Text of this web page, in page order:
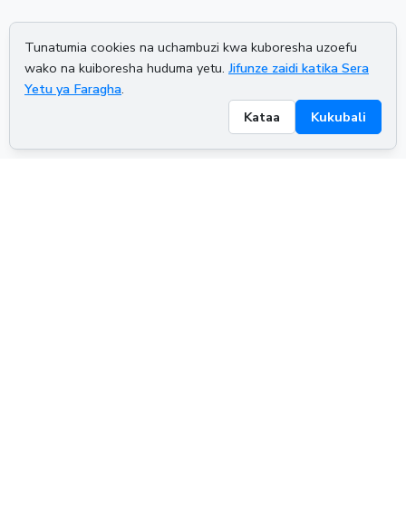
Tunatumia cookies na uchambuzi kwa kuboresha uzoefu
wako na kuiboresha huduma yetu. Jifunze zaidi katika Sera
Yetu ya Faragha.
Kataa
Kukubali